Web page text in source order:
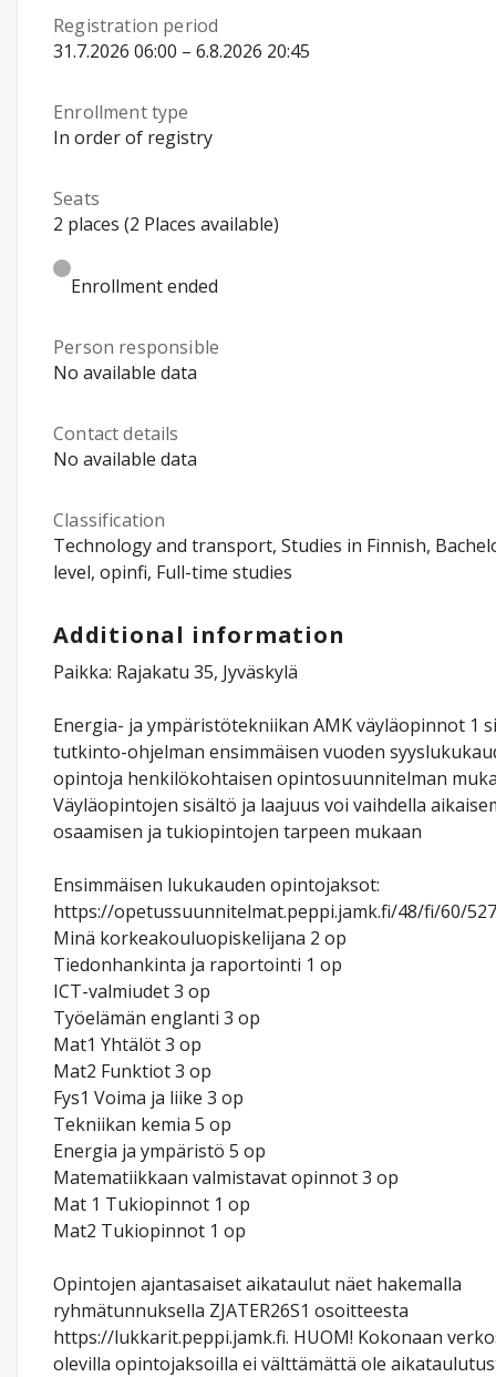
Registration period
31.7.2026 06:00 – 6.8.2026 20:45
Enrollment type
In order of registry
Seats
2 places (2 Places available)
Enrollment ended
Person responsible
No available data
Contact details
No available data
Classification
Technology and transport, Studies in Finnish,
level, opinfi, Full-time studies
Additional information
Paikka: Rajakatu 35, Jyväskylä
Energia- ja ympäristötekniikan AMK väyläopinnot 1
tutkinto-ohjelman ensimmäisen vuoden
opintoja henkilökohtaisen opintosuunnitelman
Väyläopintojen sisältö ja laajuus voi vaihdella
osaamisen ja tukiopintojen tarpeen mukaan
Ensimmäisen lukukauden opintojaksot:
https://opetussuunnitelmat.peppi.jamk.fi/48/fi/60/
Minä korkeakouluopiskelijana 2 op
Tiedonhankinta ja raportointi 1 op
ICT-valmiudet 3 op
Työelämän englanti 3 op
Mat1 Yhtälöt 3 op
Mat2 Funktiot 3 op
Fys1 Voima ja liike 3 op
Tekniikan kemia 5 op
Energia ja ympäristö 5 op
Matematiikkaan valmistavat opinnot 3 op
Mat 1 Tukiopinnot 1 op
Mat2 Tukiopinnot 1 op
Opintojen ajantasaiset aikataulut näet hakemalla
ryhmätunnuksella ZJATER26S1 osoitteesta
https://lukkarit.peppi.jamk.fi. HUOM! Kokonaan
olevilla opintojaksoilla ei välttämättä ole